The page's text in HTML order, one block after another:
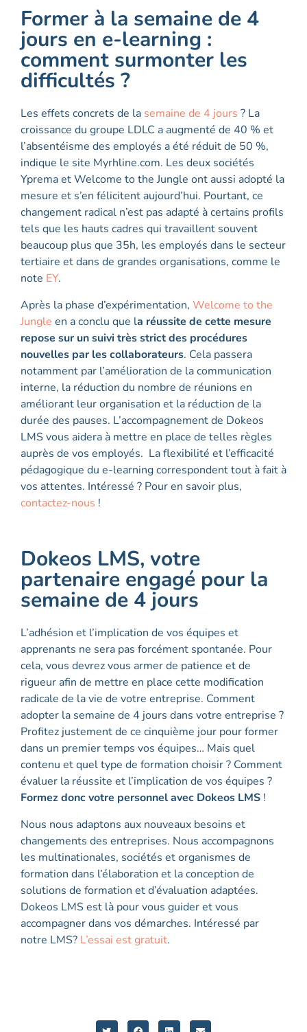
Former à la semaine de 4
jours en e-learning :
comment surmonter les
difficultés ?
Les effets concrets de la semaine de 4 jours ? La
croissance du groupe LDLC a augmenté de 40 % et
l’absentéisme des employés a été réduit de 50 %,
indique le site Myrhline.com. Les deux sociétés
Yprema et Welcome to the Jungle ont aussi adopté la
mesure et s’en félicitent aujourd’hui. Pourtant, ce
changement radical n’est pas adapté à certains profils
tels que les hauts cadres qui travaillent souvent
beaucoup plus que 35h, les employés dans le secteur
tertiaire et dans de grandes organisations, comme le
note EY.
Après la phase d’expérimentation, Welcome to the
Jungle en a conclu que la réussite de cette mesure
repose sur un suivi très strict des procédures
nouvelles par les collaborateurs. Cela passera
notamment par l’amélioration de la communication
interne, la réduction du nombre de réunions en
améliorant leur organisation et la réduction de la
durée des pauses. L’accompagnement de Dokeos
LMS vous aidera à mettre en place de telles règles
auprès de vos employés. La flexibilité et l’efficacité
pédagogique du e-learning correspondent tout à fait à
vos attentes. Intéressé ? Pour en savoir plus,
contactez-nous !
Dokeos LMS, votre
partenaire engagé pour la
semaine de 4 jours
L’adhésion et l’implication de vos équipes et
apprenants ne sera pas forcément spontanée. Pour
cela, vous devrez vous armer de patience et de
rigueur afin de mettre en place cette modification
radicale de la vie de votre entreprise. Comment
adopter la semaine de 4 jours dans votre entreprise ?
Profitez justement de ce cinquième jour pour former
dans un premier temps vos équipes… Mais quel
contenu et quel type de formation choisir ? Comment
évaluer la réussite et l’implication de vos équipes ?
Formez donc votre personnel avec Dokeos LMS !
Nous nous adaptons aux nouveaux besoins et
changements des entreprises. Nous accompagnons
les multinationales, sociétés et organismes de
formation dans l’élaboration et la conception de
solutions de formation et d’évaluation adaptées.
Dokeos LMS est là pour vous guider et vous
accompagner dans vos démarches. Intéressé par
notre LMS? L’essai est gratuit.